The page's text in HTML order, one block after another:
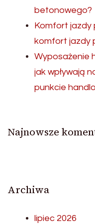
betonowego?
Komfort jazdy
komfort jazdy
Wyposażenie
jak wpływają
punkcie
Najnowsze
Archiwa
lipiec 2026